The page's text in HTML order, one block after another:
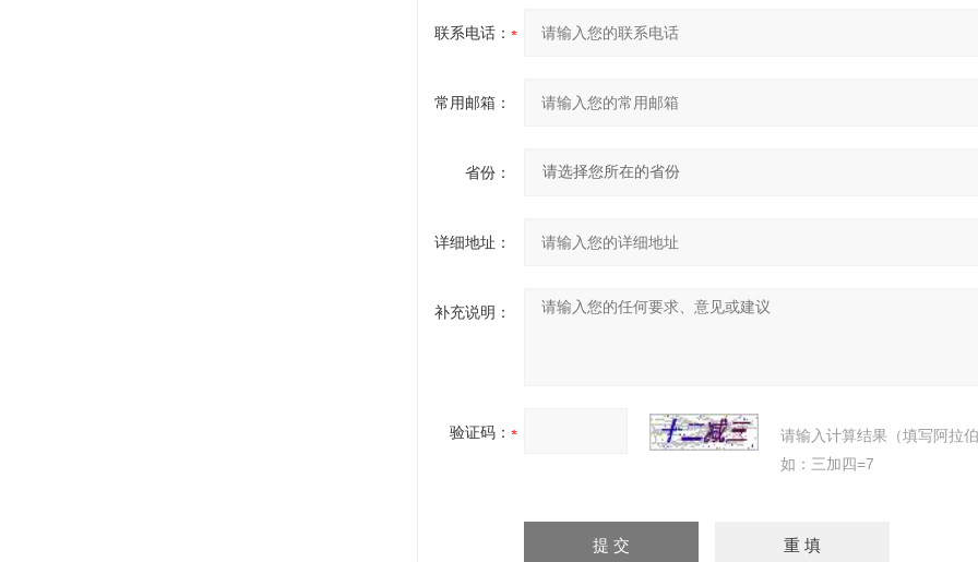
联系电话：
常用邮箱：
省份：
详细地址：
补充说明：
验证码：
请输入计算结果（填写阿拉
如：三加四=7